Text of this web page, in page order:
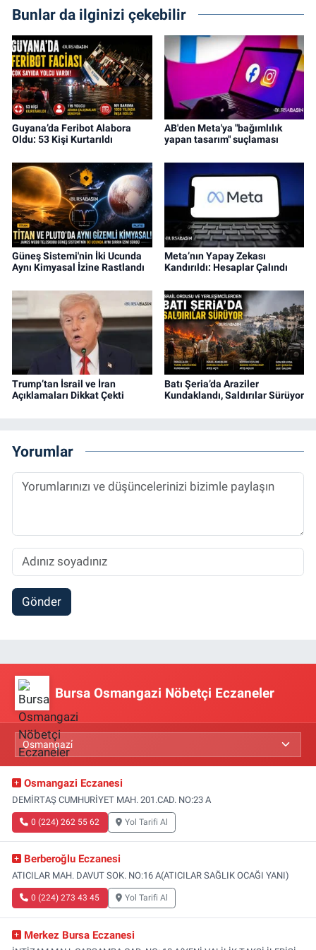
Bunlar da ilginizi çekebilir
Guyana’da Feribot Alabora
Oldu: 53 Kişi Kurtarıldı
AB'den Meta'ya "bağımlılık
yapan tasarım" suçlaması
Güneş Sistemi'nin İki Ucunda
Aynı Kimyasal İzine Rastlandı
Meta’nın Yapay Zekası
Kandırıldı: Hesaplar Çalındı
Trump’tan İsrail ve İran
Açıklamaları Dikkat Çekti
Batı Şeria’da Araziler
Kundaklandı, Saldırılar Sürüyor
Yorumlar
Gönder
Bursa Osmangazi Nöbetçi Eczaneler
Osmangazi Eczanesi
DEMİRTAŞ CUMHURİYET MAH. 201.CAD. NO:23 A
0 (224) 262 55 62 Yol Tarifi Al
Berberoğlu Eczanesi
ATICILAR MAH. DAVUT SOK. NO:16 A(ATICILAR SAĞLIK OCAĞI YANI)
0 (224) 273 43 45 Yol Tarifi Al
Merkez Bursa Eczanesi